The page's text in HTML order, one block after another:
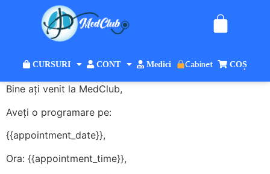
CURSURI CONT Medici Cabinet COȘ
Bine ați venit la MedClub,
Aveți o programare pe:
{{appointment_date}},
Ora: {{appointment_time}},